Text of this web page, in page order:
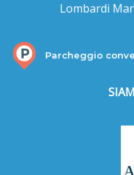
Lombardi
Parcheggio